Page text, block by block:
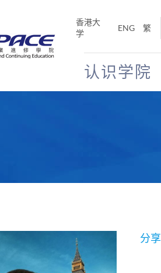
香港大
学
ENG 繁
认识学院
分享